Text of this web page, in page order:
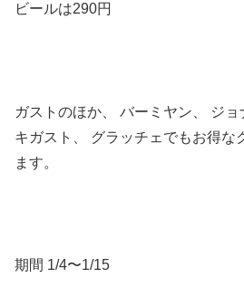
ビールは290円
ガストのほか、 バーミヤン、 ジョ
キガスト、 グラッチェでもお得な
ます。
期間 1/4〜1/15